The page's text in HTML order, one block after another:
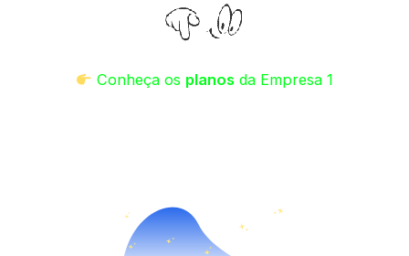
Conheça os planos da Empresa 1